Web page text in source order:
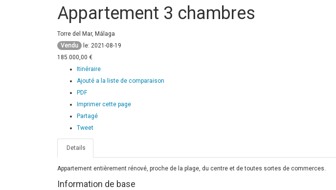
Appartement 3 chambres
Torre del Mar, Málaga
Vendu
le: 2021-08-19
185.000,00 €
Itinéraire
Ajouté a la liste de comparaison
PDF
Imprimer cette page
Partagé
Tweet
Details
Appartement entièrement rénové, proche de la plage, du centre et de toutes sortes de commerces.
Information de base